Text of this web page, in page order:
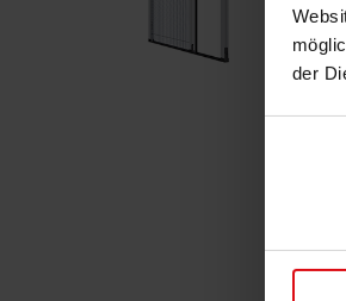
der